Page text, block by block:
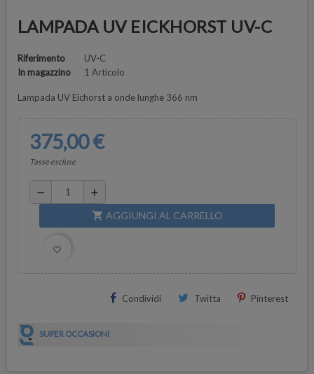
LAMPADA UV EICKHORST UV-C
Riferimento
UV-C
In magazzino
1 Articolo
Lampada UV Eichorst a onde lunghe 366 nm
375,00 €
Tasse escluse
remove add
shopping_cart AGGIUNGI AL CARRELLO
favorite_border
Condividi Twitta Pinterest
SUPER OCCASIONI